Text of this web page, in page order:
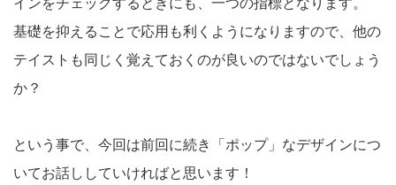
インをチェックするときにも、一つの指標となります。
基礎を抑えることで応用も利くようになりますので、他の
テイストも同じく覚えておくのが良いのではないでしょう
か？
という事で、今回は前回に続き「ポップ」なデザインにつ
いてお話ししていければと思います！